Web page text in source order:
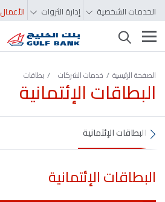
الخدمات الشخصية إدارة الثروات الأعمال
تغيير التصفّح
الصفحة الرئيسية خدمات الشركات بطاقات
البطاقات الإئتمانية
البطاقات الإئتمانية
البطاقات الإئتمانية